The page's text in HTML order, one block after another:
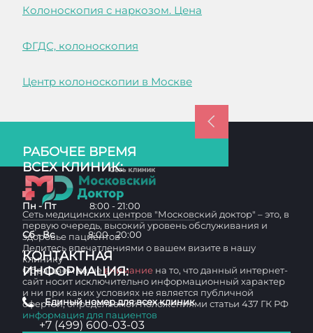
Колоноскопия с наркозом. Цена
ФГДС, колоноскопия
Центр колоноскопии в Москве
РАБОЧЕЕ ВРЕМЯ
ВСЕХ КЛИНИК:
Пн - Пт 8:00 - 21:00
Сб - Вс 8:00 - 20:00
КОНТАКТНАЯ
ИНФОРМАЦИЯ:
Единый номер для всех клиник
+7 (499) 600-03-03
Сеть медицинских центров "Московский доктор" – это, в
первую очередь, высокий уровень обслуживания и
здоровье пациентов
Делитесь впечатлениями о вашем визите в нашу
клинику
Обращаем вашевнимание на то, что данный интернет-
сайт носит исключительно информационный характер
и ни при каких условиях не является публичной
офертой, определяемой положениями статьи 437 ГК РФ
информация для пациентов